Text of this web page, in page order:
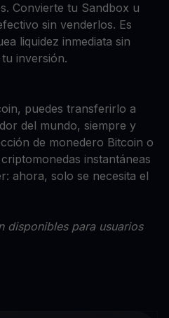
Convierte tu Sandbox u
sin venderlos. Es
liquidez inmediata sin
inversión.
puedes transferirlo a
del mundo, siempre y
de monedero Bitcoin o
instantáneas
ahora, solo se necesita el
disponibles para usuarios